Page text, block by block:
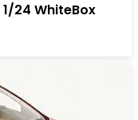
24 WhiteBox